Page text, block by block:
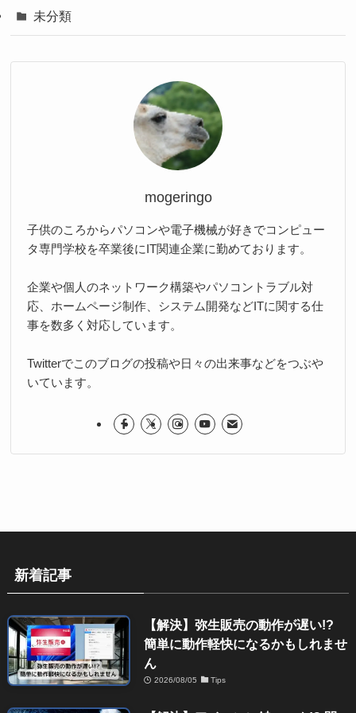
未分類
mogeringo
子供のころからパソコンや電子機械が好きでコンピュー
タ専門学校を卒業後にIT関連企業に勤めております。
企業や個人のネットワーク構築やパソコントラブル対
応、ホームページ制作、システム開発などITに関する仕
事を数多く対応しています。
Twitterでこのブログの投稿や日々の出来事などをつぶや
いています。
新着記事
【解決】弥生販売の動作が遅い!?
簡単に動作軽快になるかもしれませ
ん
2026/08/05 Tips